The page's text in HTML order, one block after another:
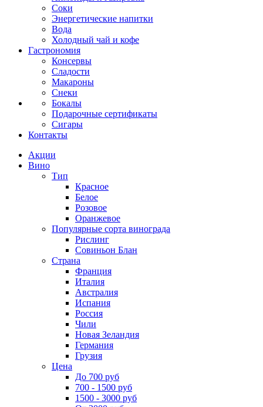
Соки
Энергетические напитки
Вода
Холодный чай и кофе
Гастрономия
Консервы
Сладости
Макароны
Снеки
Бокалы
Подарочные сертификаты
Сигары
Контакты
Акции
Вино
Тип
Красное
Белое
Розовое
Оранжевое
Популярные сорта винограда
Рислинг
Совиньон Блан
Страна
Франция
Италия
Австралия
Испания
Россия
Чили
Новая Зеландия
Германия
Грузия
Цена
До 700 руб
700 - 1500 руб
1500 - 3000 руб